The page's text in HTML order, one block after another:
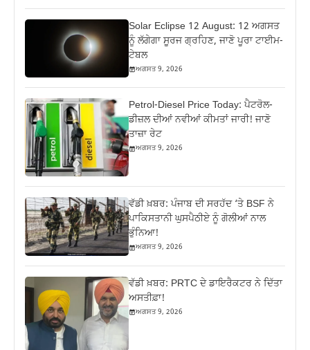
Solar Eclipse 12 August: 12 ਅਗਸਤ
ਨੂੰ ਲੱਗੇਗਾ ਸੂਰਜ ਗ੍ਰਹਿਣ, ਜਾਣੋ ਪੂਰਾ ਟਾਈਮ-
ਟੇਬਲ
ਅਗਸਤ 9, 2026
Petrol-Diesel Price Today: ਪੈਟਰੋਲ-
ਡੀਜ਼ਲ ਦੀਆਂ ਨਵੀਆਂ ਕੀਮਤਾਂ ਜਾਰੀ! ਜਾਣੋ
ਤਾਜ਼ਾ ਰੇਟ
ਅਗਸਤ 9, 2026
ਵੱਡੀ ਖ਼ਬਰ: ਪੰਜਾਬ ਦੀ ਸਰਹੱਦ ‘ਤੇ BSF ਨੇ
ਪਾਕਿਸਤਾਨੀ ਘੁਸਪੈਠੀਏ ਨੂੰ ਗੋਲੀਆਂ ਨਾਲ
ਭੁੰਨਿਆ!
ਅਗਸਤ 9, 2026
ਵੱਡੀ ਖ਼ਬਰ: PRTC ਦੇ ਡਾਇਰੈਕਟਰ ਨੇ ਦਿੱਤਾ
ਅਸਤੀਫ਼ਾ!
ਅਗਸਤ 9, 2026